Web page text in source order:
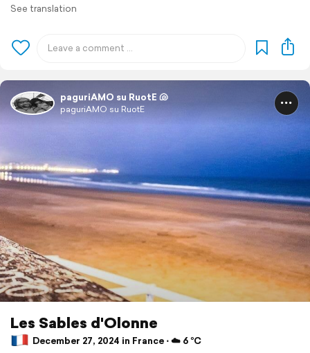
See translation
paguriAMO su RuotE 🐚
paguriAMO su RuotE
Les Sables d'Olonne
December 27, 2024 in France ⋅ ☁️ 6 °C